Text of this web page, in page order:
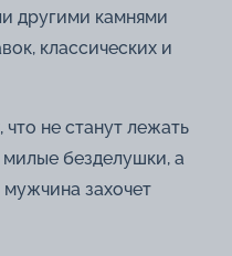
другими камнями
классических и
не станут лежать
милые безделушки, а
захочет